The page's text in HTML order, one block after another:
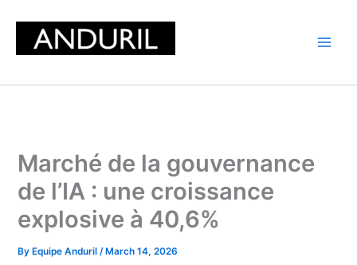
content
Marché de la gouvernance
de l’IA : une croissance
explosive à 40,6%
By Equipe Anduril/ March 14, 2026